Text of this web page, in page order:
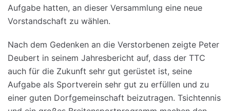
Aufgabe hatten, an dieser Versammlung eine neue
Vorstandschaft zu wählen.
Nach dem Gedenken an die Verstorbenen zeigte Peter
Deubert in seinem Jahresbericht auf, dass der TTC
auch für die Zukunft sehr gut gerüstet ist, seine
Aufgabe als Sportverein sehr gut zu erfüllen und zu
einer guten Dorfgemeinschaft beizutragen. Tsichtennis